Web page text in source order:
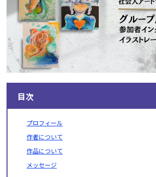
目次
プロフィール
作者について
作品について
メッセージ